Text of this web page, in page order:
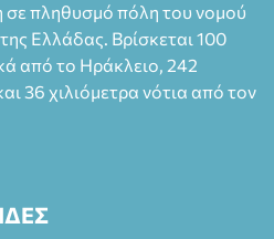
σε πληθυσμό πόλη του νομού
Ελλάδας. Βρίσκεται 100
από το Ηράκλειο, 242
36 χιλιόμετρα νότια από τον